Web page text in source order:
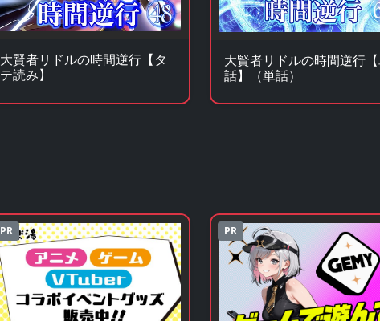
大賢者リドルの時間逆行【タ
テ読み】
大賢者リドルの時間逆行
話】（単話）
PR PR